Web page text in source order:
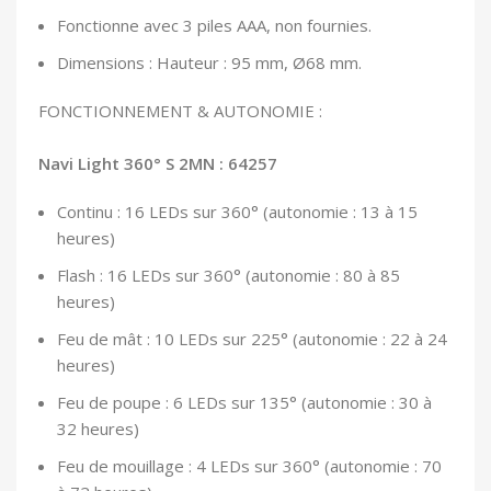
Fonctionne avec 3 piles AAA, non fournies.
Dimensions : Hauteur : 95 mm, Ø68 mm.
FONCTIONNEMENT & AUTONOMIE :
Navi Light 360° S 2MN : 64257
Continu : 16 LEDs sur 360° (autonomie : 13 à 15
heures)
Flash : 16 LEDs sur 360° (autonomie : 80 à 85
heures)
Feu de mât : 10 LEDs sur 225° (autonomie : 22 à 24
heures)
Feu de poupe : 6 LEDs sur 135° (autonomie : 30 à
32 heures)
Feu de mouillage : 4 LEDs sur 360° (autonomie : 70